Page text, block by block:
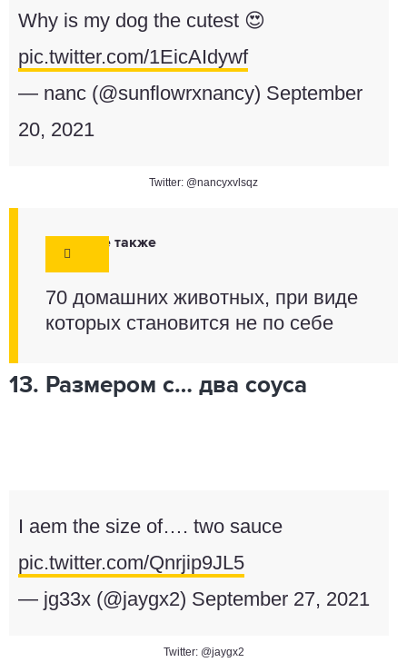
Why is my dog the cutest 😍
pic.twitter.com/1EicAIdywf
— nanc (@sunflowrxnancy) September
20, 2021
Twitter: @nancyxvlsqz
Смотрите также
70 домашних животных, при виде
которых становится не по себе
13. Размером с… два соуса
I aem the size of…. two sauce
pic.twitter.com/Qnrjip9JL5
— jg33x (@jaygx2) September 27, 2021
Twitter: @jaygx2